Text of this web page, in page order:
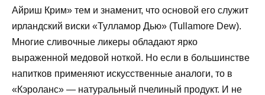
Айриш Крим» тем и знаменит, что основой его служит
ирландский виски «Тулламор Дью» (Tullamore Dew).
Многие сливочные ликеры обладают ярко
выраженной медовой ноткой. Но если в большинстве
напитков применяют искусственные аналоги, то в
«Кэроланс» — натуральный пчелиный продукт. И не